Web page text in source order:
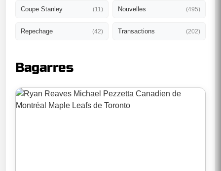
Coupe Stanley (11) Nouvelles (495)
Repechage (42) Transactions (202)
Bagarres